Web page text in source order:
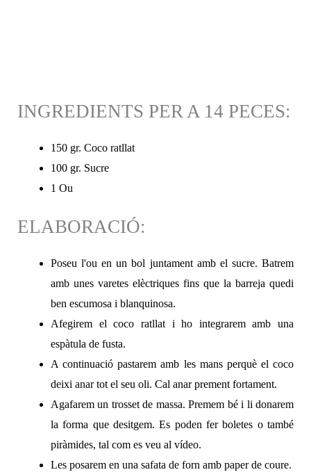
INGREDIENTS PER A 14 PECES:
150 gr. Coco ratllat
100 gr. Sucre
1 Ou
ELABORACIÓ:
Poseu l'ou en un bol juntament amb el sucre. Batrem
amb unes varetes elèctriques fins que la barreja quedi
ben escumosa i blanquinosa.
Afegirem el coco ratllat i ho integrarem amb una
espàtula de fusta.
A continuació pastarem amb les mans perquè el coco
deixi anar tot el seu oli. Cal anar prement fortament.
Agafarem un trosset de massa. Premem bé i li donarem
la forma que desitgem. Es poden fer boletes o també
piràmides, tal com es veu al vídeo.
Les posarem en una safata de forn amb paper de coure.